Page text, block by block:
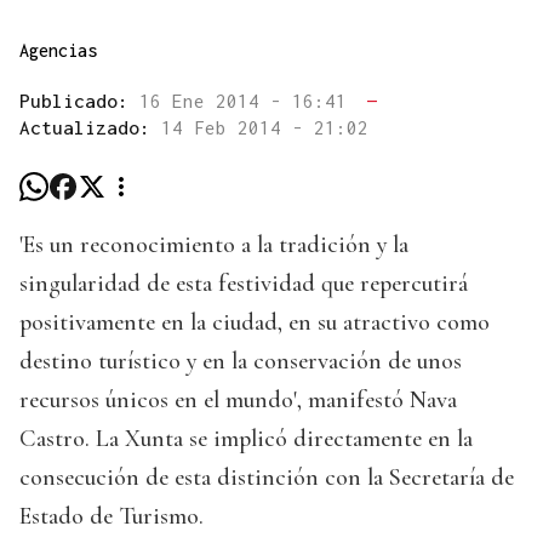
Agencias
Publicado: 16 Ene 2014 - 16:41
—
Actualizado: 14 Feb 2014 - 21:02
'Es un reconocimiento a la tradición y la
singularidad de esta festividad que repercutirá
positivamente en la ciudad, en su atractivo como
destino turístico y en la conservación de unos
recursos únicos en el mundo', manifestó Nava
Castro. La Xunta se implicó directamente en la
consecución de esta distinción con la Secretaría de
Estado de Turismo.